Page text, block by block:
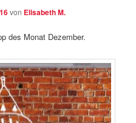
von Elisabeth M.
des Monat Dezember.